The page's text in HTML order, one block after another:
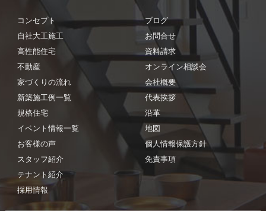
コンセプト
自社大工施工
高性能住宅
不動産
家づくりの流れ
新築施工例一覧
規格住宅
イベント情報一覧
お客様の声
スタッフ紹介
テナント紹介
採用情報
ブログ
お問合せ
資料請求
オンライン相談会
会社概要
代表挨拶
沿革
地図
個人情報保護方針
免責事項